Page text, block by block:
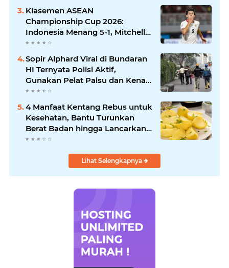
Klasemen ASEAN
Championship Cup 2026:
Indonesia Menang 5-1, Mitchell
Baker Hattrick dan Puncaki Top
Sopir Alphard Viral di Bundaran
HI Ternyata Polisi Aktif,
Gunakan Pelat Palsu dan Kena
Tilang
4 Manfaat Kentang Rebus untuk
Kesehatan, Bantu Turunkan
Berat Badan hingga Lancarkan
Pencernaan
Lihat Selengkapnya